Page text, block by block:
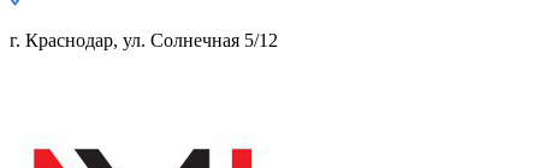
г. Краснодар, ул. Солнечная 5/12